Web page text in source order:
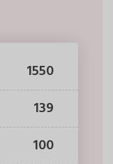
1550
139
100